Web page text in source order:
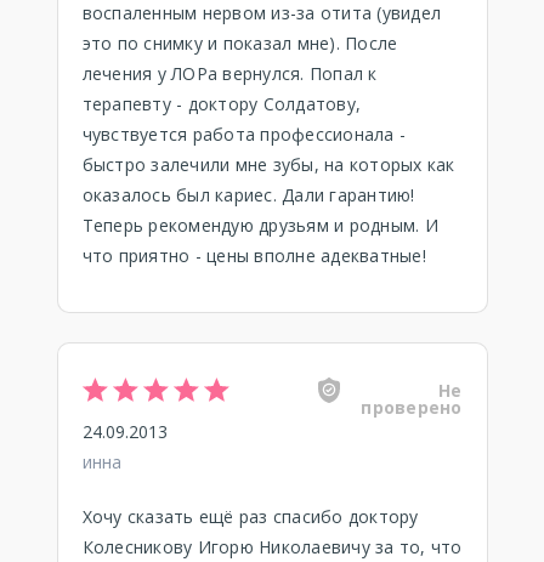
воспаленным нервом из-за отита (увидел
это по снимку и показал мне). После
лечения у ЛОРа вернулся. Попал к
терапевту - доктору Солдатову,
чувствуется работа профессионала -
быстро залечили мне зубы, на которых как
оказалось был кариес. Дали гарантию!
Теперь рекомендую друзьям и родным. И
что приятно - цены вполне адекватные!
Не
проверено
24.09.2013
инна
Хочу сказать ещё раз спасибо доктору
Колесникову Игорю Николаевичу за то, что